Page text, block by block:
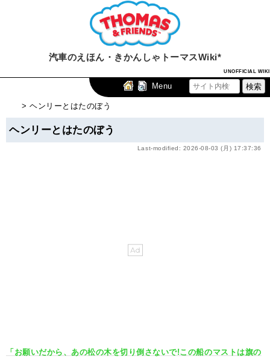
汽車のえほん・きかんしゃトーマスWiki*
UNOFFICIAL WIKI
Menu
> ヘンリーとはたのぼう
ヘンリーとはたのぼう
Last-modified: 2026-08-03 (月) 17:37:36
「お願いだから、あの松の木を切り倒さないで!この船のマストは旗の